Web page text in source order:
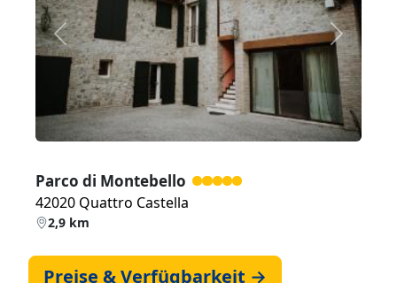
Zurück Weiter
Parco di Montebello
42020 Quattro Castella
2,9 km
Preise & Verfügbarkeit →